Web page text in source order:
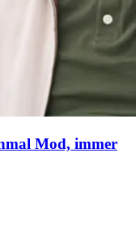
Mod, immer